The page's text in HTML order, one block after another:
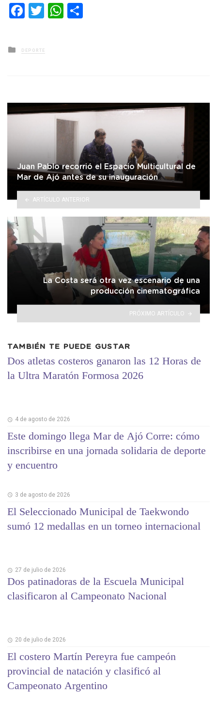
Facebook
TwitterWhatsApp
Posted
in
DEPORTE
Juan Pablo recorrió el Espacio Multicultural de
Mar de Ajó antes de su inauguración
ARTÍCULO ANTERIOR
La Costa será otra vez escenario de una
producción cinematográfica
PRÓXIMO ARTÍCULO
TAMBIÉN TE PUEDE GUSTAR
Dos atletas costeros ganaron las 12 Horas de
la Ultra Maratón Formosa 2026
4 de agosto de 2026
Este domingo llega Mar de Ajó Corre: cómo
inscribirse en una jornada solidaria de deporte
y encuentro
3 de agosto de 2026
El Seleccionado Municipal de Taekwondo
sumó 12 medallas en un torneo internacional
27 de julio de 2026
Dos patinadoras de la Escuela Municipal
clasificaron al Campeonato Nacional
20 de julio de 2026
El costero Martín Pereyra fue campeón
provincial de natación y clasificó al
Campeonato Argentino